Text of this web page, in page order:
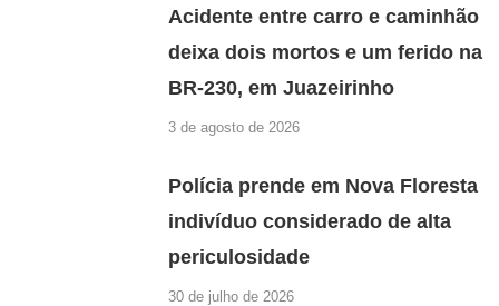
Acidente entre carro e caminhão
deixa dois mortos e um ferido na
BR-230, em Juazeirinho
3 de agosto de 2026
Polícia prende em Nova Floresta
indivíduo considerado de alta
periculosidade
30 de julho de 2026